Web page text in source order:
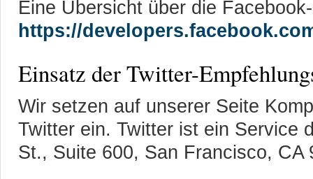
Eine Übersicht über die
https://
Einsatz der Twitter-
Wir setzen auf unserer Seite
Twitter ein. Twitter ist ein Service
St., Suite 600, San Francisco, CA